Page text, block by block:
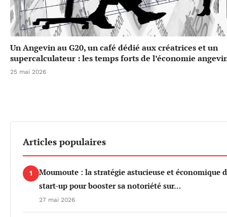
Un Angevin au G20, un café dédié aux créatrices et un
supercalculateur : les temps forts de l’économie
25 mai 2026
Articles populaires
1
Moumoute : la stratégie astucieuse et économique
start-up pour booster sa notoriété sur…
27 mai 2026